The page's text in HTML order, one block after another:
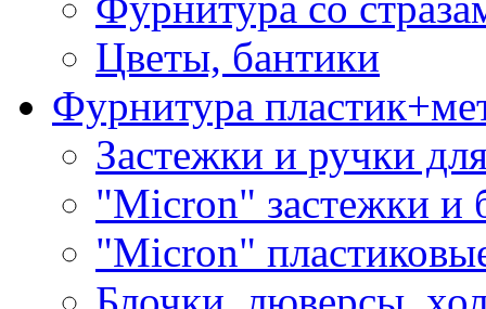
Цветы, бантики
Фурнитура
Застежки и ручки
"Micron" застежки и
"Micron"